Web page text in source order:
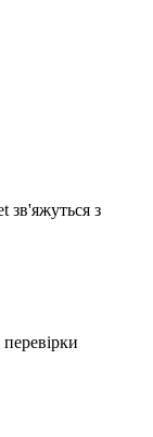
зв'яжуться з
перевірки